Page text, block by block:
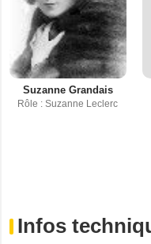
Suzanne Grandais
Rôle : Suzanne Leclerc
Infos